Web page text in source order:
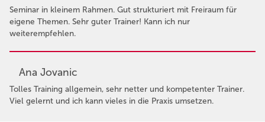
Seminar in kleinem Rahmen. Gut strukturiert mit Freiraum für
eigene Themen. Sehr guter Trainer! Kann ich nur
weiterempfehlen.
Ana Jovanic
Tolles Training allgemein, sehr netter und kompetenter Trainer.
Viel gelernt und ich kann vieles in die Praxis umsetzen.